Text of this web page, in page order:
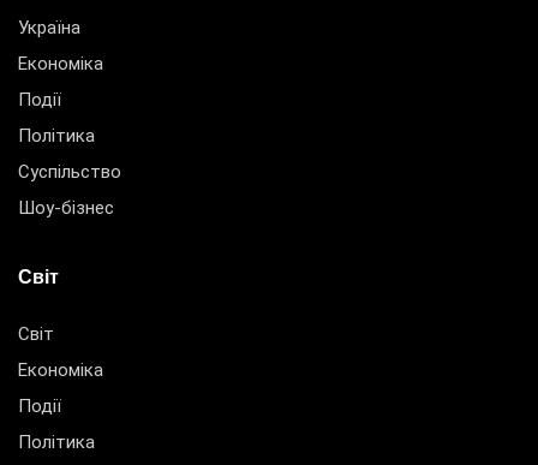
Україна
Економіка
Події
Політика
Суспільство
Шоу-бізнес
Світ
Світ
Економіка
Події
Політика